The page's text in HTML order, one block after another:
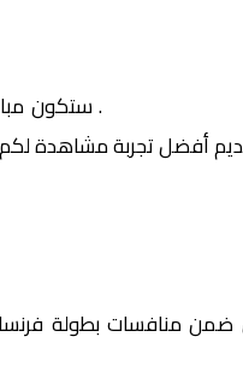
. ستكون
أفضل تجربة مشاهدة
و أولمبيك ليون ضمن منافسات